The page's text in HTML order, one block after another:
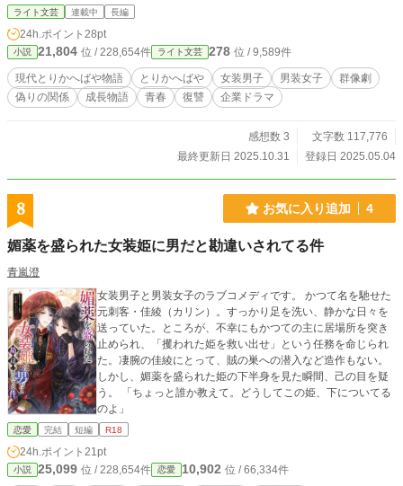
『とりかへばや物語』のように、姉と性別を偽って生きると
―大人になってもなお、彼らの人生を静かに見届けていく。
彼らは、なぜ嘘を選んだのか。 嘘のまま、幸せになれるの
か。 これは、一人の少女が、運命すらすり替えて生きる姉弟
を、傍らで静かに見届けていく物語。 ～ 毎週金曜日更新予定
～
ライト文芸 連載中 長編
24h.ポイント 28pt
小説 21,804 位 / 228,654件 ライト文芸 278 位 / 9,589件
現代とりかへばや物語 とりかへばや 女装男子 男装女子
群像劇
偽りの関係
成長物語 青春 復讐 企業ドラマ
感想数 3
文字数 117,776
最終更新日 2025.10.31
登録日 2025.05.04
8 お気に入り追加 4
媚薬を盛られた女装姫に男だと勘違いされてる件
青嵐澄
女装男子と男装女子のラブコメディです。 かつて名を馳せた
元刺客・佳綾（カリン）。すっかり足を洗い、静かな日々を
送っていた。ところが、不幸にもかつての主に居場所を突き
止められ、「攫われた姫を救い出せ」という任務を命じられ
た。凄腕の佳綾にとって、賊の巣への潜入など造作もない。
しかし、媚薬を盛られた姫の下半身を見た瞬間、己の目を疑
う。 「ちょっと誰か教えて。どうしてこの姫、下についてる
のよ」
恋愛 完結 短編 R18
24h.ポイント 21pt
小説 25,099 位 / 228,654件 恋愛 10,902 位 / 66,334件